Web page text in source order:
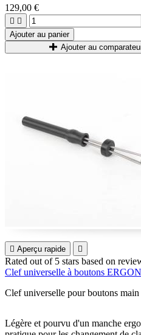
129,00 €
 
Ajouter au panier
Ajouter au
 Aperçu rapide 
Rated out of 5 stars based on
Clef universelle à boutons
Clef universelle pour boutons
Légère et pourvu d'un manche